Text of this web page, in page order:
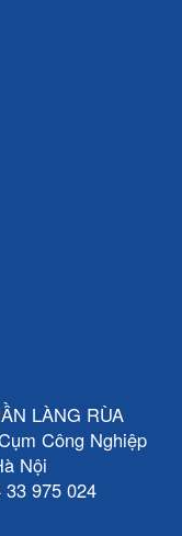
LÀNG RÙA
Công Nghiệp
Nội
975 024